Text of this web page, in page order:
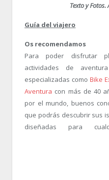
Texto y
Guía del viajero
Os recomendamos
Para poder disfrutar
actividades de
especializadas como Bike
Aventura con más de 40
por el mundo, buenos
que podrás descubrir sus
diseñadas para